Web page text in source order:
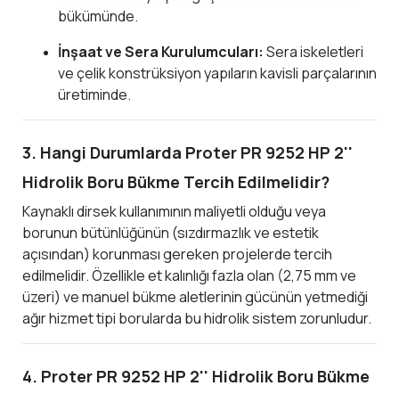
bükümünde.
İnşaat ve Sera Kurulumcuları: Sera iskeletleri
ve çelik konstrüksiyon yapıların kavisli parçalarının
üretiminde.
3. Hangi Durumlarda Proter PR 9252 HP 2''
Hidrolik Boru Bükme Tercih Edilmelidir?
Kaynaklı dirsek kullanımının maliyetli olduğu veya
borunun bütünlüğünün (sızdırmazlık ve estetik
açısından) korunması gereken projelerde tercih
edilmelidir. Özellikle et kalınlığı fazla olan (2,75 mm ve
üzeri) ve manuel bükme aletlerinin gücünün yetmediği
ağır hizmet tipi borularda bu hidrolik sistem zorunludur.
4. Proter PR 9252 HP 2'' Hidrolik Boru Bükme